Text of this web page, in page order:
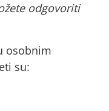
odgovoriti
osobnim
su: